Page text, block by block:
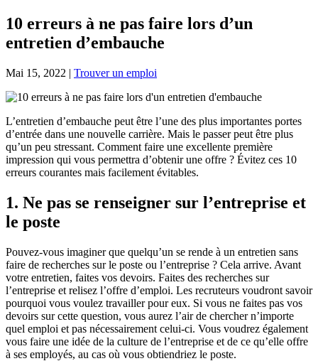
10 erreurs à ne pas faire lors d’un
entretien d’embauche
Mai 15, 2022 | Trouver un emploi
L’entretien d’embauche peut être l’une des plus importantes portes
d’entrée dans une nouvelle carrière. Mais le passer peut être plus
qu’un peu stressant. Comment faire une excellente première
impression qui vous permettra d’obtenir une offre ? Évitez ces 10
erreurs courantes mais facilement évitables.
1. Ne pas se renseigner sur l’entreprise et
le poste
Pouvez-vous imaginer que quelqu’un se rende à un entretien sans
faire de recherches sur le poste ou l’entreprise ? Cela arrive. Avant
votre entretien, faites vos devoirs. Faites des recherches sur
l’entreprise et relisez l’offre d’emploi. Les recruteurs voudront savoir
pourquoi vous voulez travailler pour eux. Si vous ne faites pas vos
devoirs sur cette question, vous aurez l’air de chercher n’importe
quel emploi et pas nécessairement celui-ci. Vous voudrez également
vous faire une idée de la culture de l’entreprise et de ce qu’elle offre
à ses employés, au cas où vous obtiendriez le poste.